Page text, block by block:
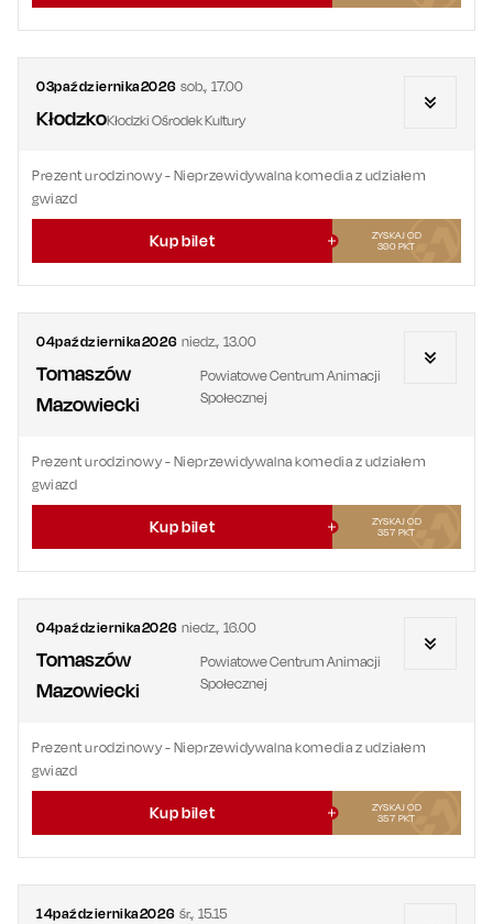
03października2026 sob.,17.00
KłodzkoKłodzki Ośrodek Kultury
Prezent urodzinowy- Nieprzewidywalna komedia z udziałem
gwiazd
Kup bilet
ZYSKAJ OD
390 PKT
04października2026 niedz.,13.00
Tomaszów
Mazowiecki
Powiatowe Centrum Animacji
Społecznej
Prezent urodzinowy- Nieprzewidywalna komedia z udziałem
gwiazd
Kup bilet
ZYSKAJ OD
357 PKT
04października2026 niedz.,16.00
Tomaszów
Mazowiecki
Powiatowe Centrum Animacji
Społecznej
Prezent urodzinowy- Nieprzewidywalna komedia z udziałem
gwiazd
Kup bilet
ZYSKAJ OD
357 PKT
14października2026 śr.,15.15